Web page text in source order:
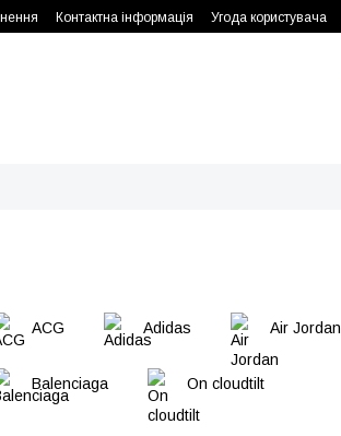
Контактна інформація Угода користувача
ACG Adidas Air Jordan
Balenciaga On cloudtilt